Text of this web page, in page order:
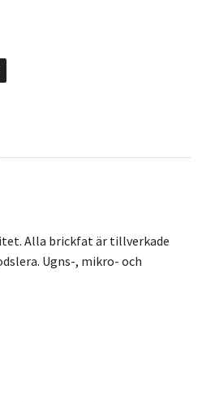
Alla brickfat är tillverkade
Ugns-, mikro- och